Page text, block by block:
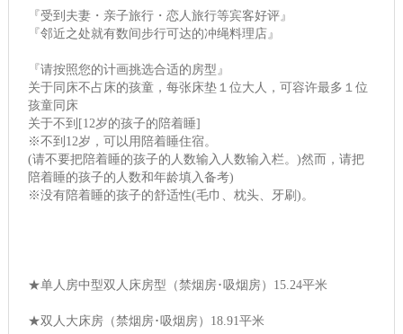
『受到夫妻・亲子旅行・恋人旅行等宾客好评』
『邻近之处就有数间步行可达的冲绳料理店』
『请按照您的计画挑选合适的房型』
关于同床不占床的孩童，每张床垫１位大人，可容许最多１位
孩童同床
关于不到[12岁的孩子的陪着睡]
※不到12岁，可以用陪着睡住宿。
(请不要把陪着睡的孩子的人数输入人数输入栏。)然而，请把
陪着睡的孩子的人数和年龄填入备考)
※没有陪着睡的孩子的舒适性(毛巾、枕头、牙刷)。
★单人房中型双人床房型（禁烟房･吸烟房）15.24平米
★双人大床房（禁烟房･吸烟房）18.91平米